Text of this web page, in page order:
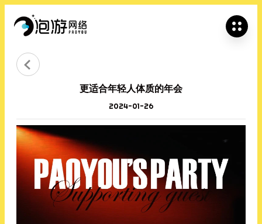

更适合年轻人体质的年会
2024-01-26
